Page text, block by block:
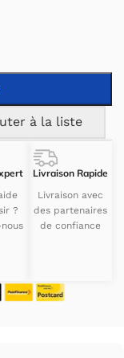
à la liste
?
Livraison Rapide
Livraison avec
des partenaires
de confiance